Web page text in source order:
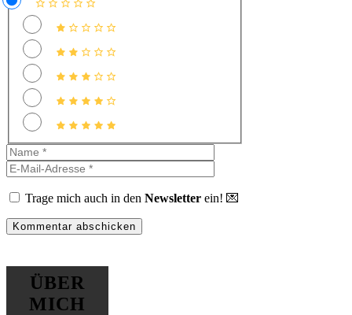
Name
Trage mich auch in den Newsletterein! 💌
ÜBER
MICH